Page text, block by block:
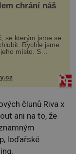
chrání náš
se kterým jsme se
Rychle jsme
místo. S
jsme si pořídili
domek na severu
naplánova...
člunů Riva x
ani na to, že
loďařské